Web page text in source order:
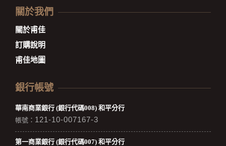
關於我們
關於甫佳
訂購說明
甫佳地圖
銀行帳號
華南商業銀行 (銀行代碼008) 和平分行
帳號： 121-10-007167-3
第一商業銀行 (銀行代碼007) 和平分行